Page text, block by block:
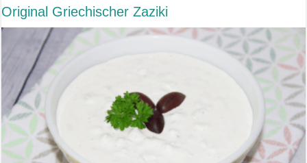
Original Griechischer Zaziki